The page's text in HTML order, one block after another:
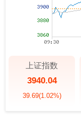
上证指数
3940.04
39.69(1.02%)